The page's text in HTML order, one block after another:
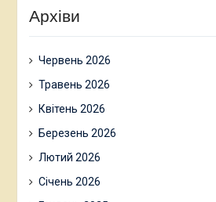
Архіви
Червень 2026
Травень 2026
Квітень 2026
Березень 2026
Лютий 2026
Січень 2026